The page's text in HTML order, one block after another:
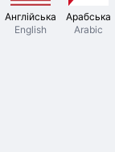
Англійська
English
Арабська
Arabic